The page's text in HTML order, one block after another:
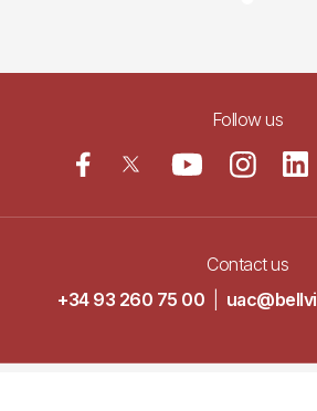
Follow us
Contact us
+34 93 260 75 00